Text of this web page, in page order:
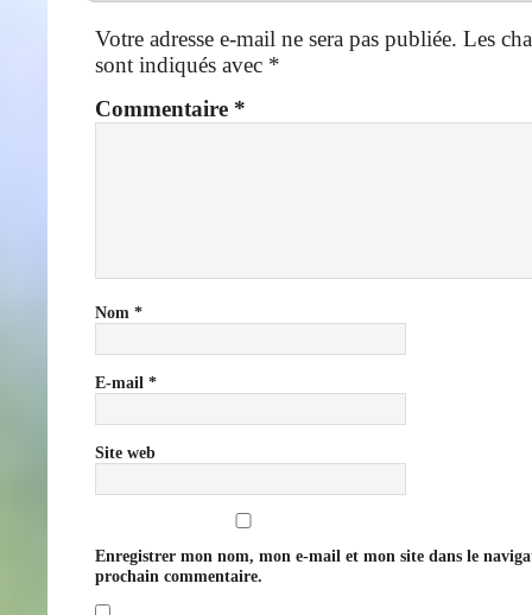
Votre adresse e-mail ne sera pas publiée. Les
sont indiqués avec *
Commentaire *
Nom *
E-mail *
Site web
Enregistrer mon nom, mon e-mail et mon site dans le
prochain commentaire.